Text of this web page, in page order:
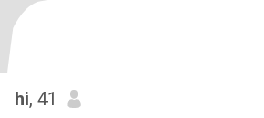
hi, 41